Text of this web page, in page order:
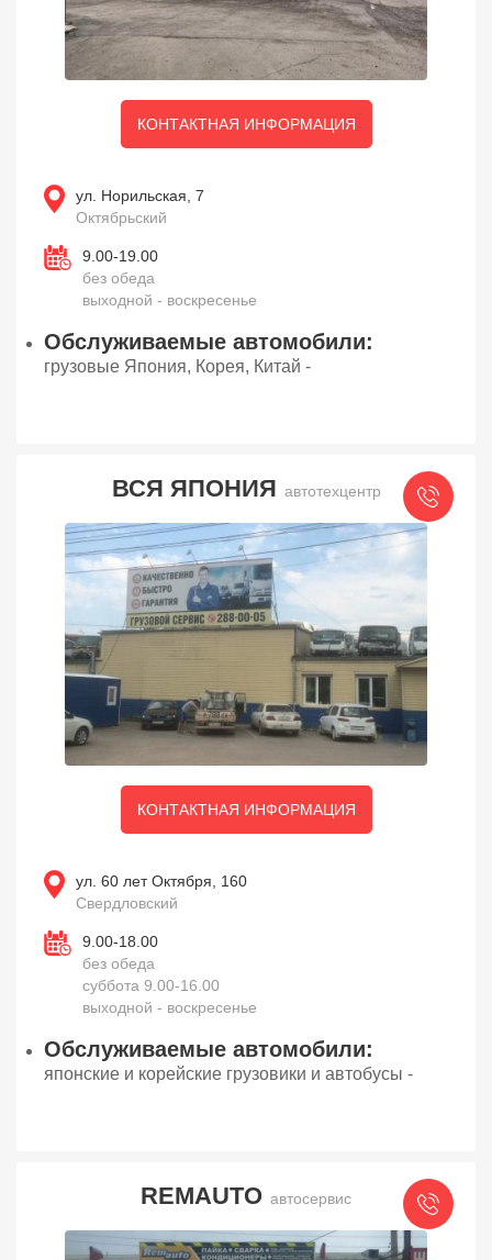
КОНТАКТНАЯ ИНФОРМАЦИЯ
ул. Норильская, 7
Октябрьский
9.00-19.00
без обеда
выходной - воскресенье
Обслуживаемые автомобили:
грузовые Япония, Корея, Китай -
ВСЯ ЯПОНИЯ автотехцентр
КОНТАКТНАЯ ИНФОРМАЦИЯ
ул. 60 лет Октября, 160
Свердловский
9.00-18.00
без обеда
суббота 9.00-16.00
выходной - воскресенье
Обслуживаемые автомобили:
японские и корейские грузовики и автобусы -
REMAUTO автосервис